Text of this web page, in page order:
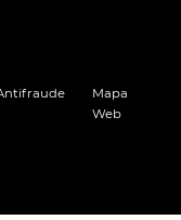
Mapa
Web